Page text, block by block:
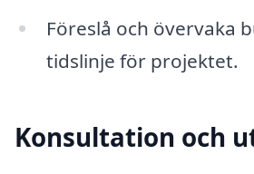
Föreslå och övervaka
tidslinje för projektet.
Konsultation och